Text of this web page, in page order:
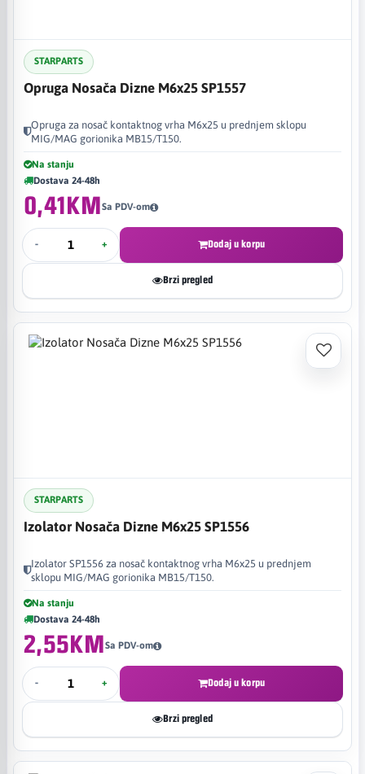
STARPARTS
Opruga Nosača Dizne M6x25 SP1557
Opruga za nosač kontaktnog vrha M6x25 u prednjem sklopu
MIG/MAG gorionika MB15/T150.
Na stanju
Dostava 24-48h
0,41KMSa PDV-om
- + Dodaj u korpu
Brzi pregled
STARPARTS
Izolator Nosača Dizne M6x25 SP1556
Izolator SP1556 za nosač kontaktnog vrha M6x25 u prednjem
sklopu MIG/MAG gorionika MB15/T150.
Na stanju
Dostava 24-48h
2,55KMSa PDV-om
- + Dodaj u korpu
Brzi pregled